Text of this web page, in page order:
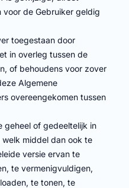
de Gebruiker geldig
toegestaan door
in overleg tussen de
of behoudens voor zover
Algemene
overeengekomen tussen
geheel of gedeeltelijk in
middel dan ook te
versie ervan te
te vermenigvuldigen,
te tonen, te